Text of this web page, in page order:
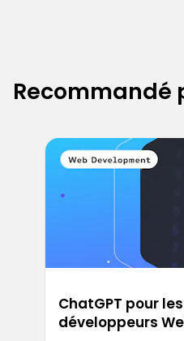
Recommandé
ChatGPT pour les
développeurs